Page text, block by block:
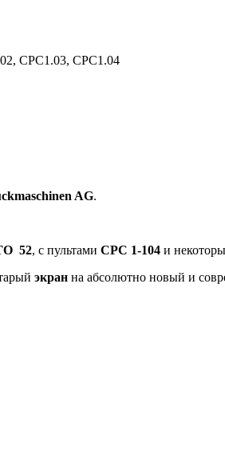
CPC1.03, CPC1.04
AG.
52, с пультами CPC 1-104 и
экран на абсолютно новый и